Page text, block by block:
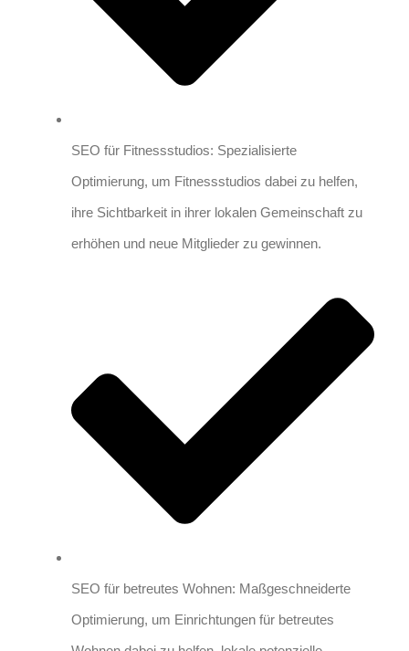
SEO für Fitnessstudios: Spezialisierte
Optimierung, um Fitnessstudios dabei zu helfen,
ihre Sichtbarkeit in ihrer lokalen Gemeinschaft zu
erhöhen und neue Mitglieder zu gewinnen.
SEO für betreutes Wohnen: Maßgeschneiderte
Optimierung, um Einrichtungen für betreutes